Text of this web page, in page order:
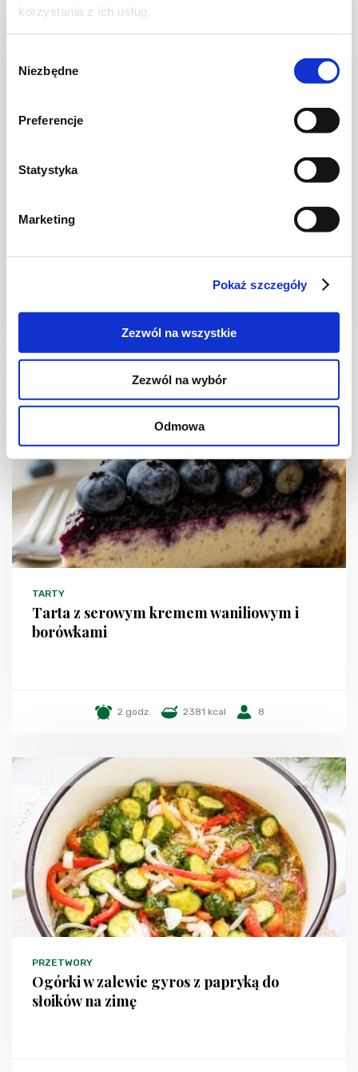
korzystania z ich usług.
zgody
Niezbędne
Preferencje
Statystyka
Marketing
Pokaż szczegóły
Zezwól na wszystkie
Zezwól na wybór
Odmowa
CIASTA I TORTY
3628 kcal
TARTY
Tarta z serowym kremem waniliowym i
borówkami
2 godz. 2381 kcal 8
PRZETWORY
Ogórki w zalewie gyros z papryką do
słoików na zimę